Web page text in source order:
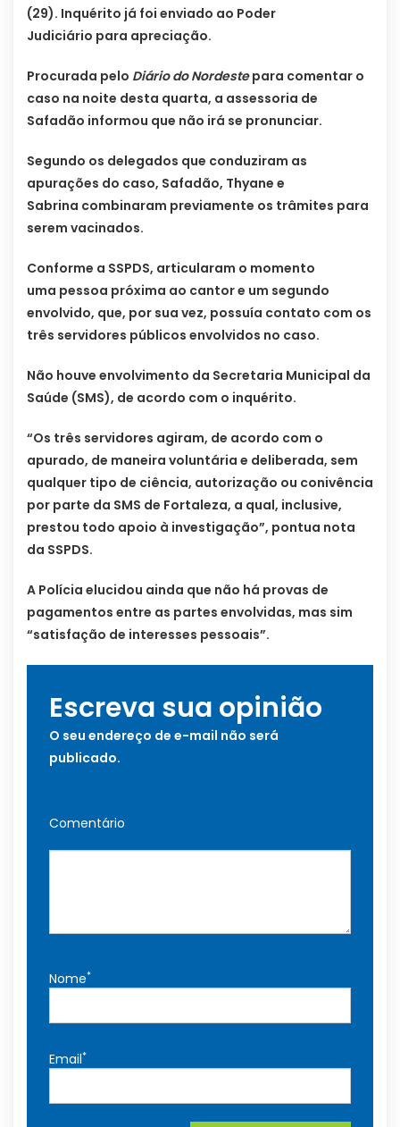
(29). Inquérito já foi enviado ao Poder
Judiciário para apreciação.
Procurada pelo Diário do Nordestepara comentar o
caso na noite desta quarta, a assessoria de
Safadão informou que não irá se pronunciar.
Segundo os delegados que conduziram as
apurações do caso, Safadão, Thyane e
Sabrina combinaram previamente os trâmites para
serem vacinados.
Conforme a SSPDS, articularam o momento
uma pessoa próxima ao cantor e um segundo
envolvido, que, por sua vez, possuía contato com os
três servidores públicos envolvidos no caso.
Não houve envolvimento da Secretaria Municipal da
Saúde (SMS), de acordo com o inquérito.
“Os três servidores agiram, de acordo com o
apurado, de maneira voluntária e deliberada, sem
qualquer tipo de ciência, autorização ou conivência
por parte da SMS de Fortaleza, a qual, inclusive,
prestou todo apoio à investigação”, pontua nota
da SSPDS.
A Polícia elucidou ainda que não há provas de
pagamentos entre as partes envolvidas, mas sim
“satisfação de interesses pessoais”.
Escreva sua opinião
O seu endereço de e-mail não será
publicado.
Comentário
Nome*
Email*